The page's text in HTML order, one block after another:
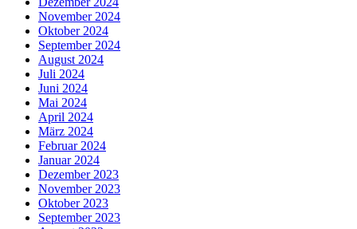
November 2024
Oktober 2024
September 2024
August 2024
Juli 2024
Juni 2024
Mai 2024
April 2024
März 2024
Februar 2024
Januar 2024
Dezember 2023
November 2023
Oktober 2023
September 2023